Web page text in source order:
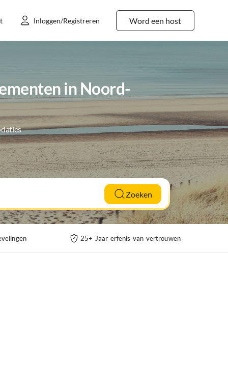
Word een host
Inloggen/Registreren
in Noord-
Zoeken
25+ Jaar erfenis van vertrouwen